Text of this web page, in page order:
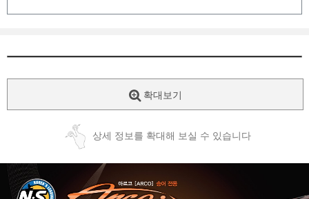
확대보기
상세 정보를 확대해 보실 수 있습니다